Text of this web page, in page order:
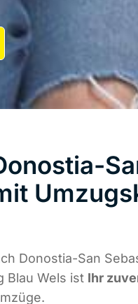
Donostia-San
Blau Wels ist Ihr